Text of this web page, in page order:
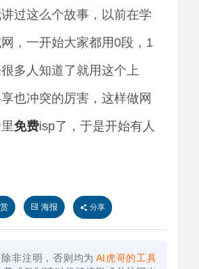
过这么个故事，以前在学
网，一开始大家都用0段，1
多人知道了就用这个上
也冲突的厉害，这样做网
免费isp了，于是开始有人
海报 分享
非注明，否则均为 AI虎哥的工具